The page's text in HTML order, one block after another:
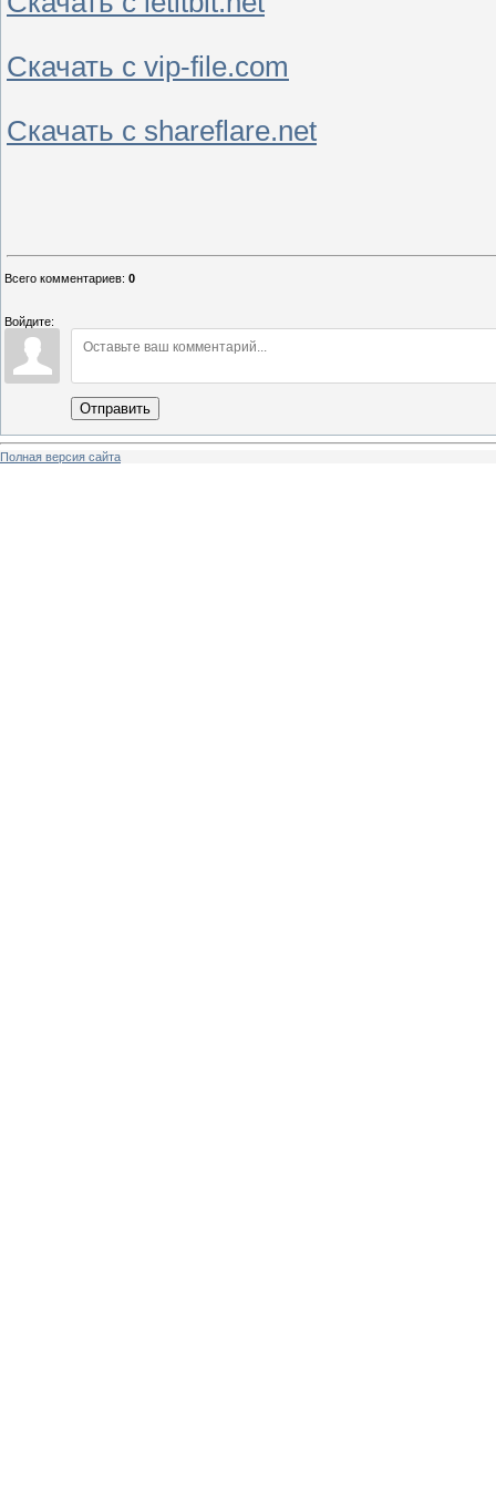
Скачать с vip-file.com
Скачать с shareflare.net
Всего комментариев: 0
Войдите:
Отправить
Полная версия сайта